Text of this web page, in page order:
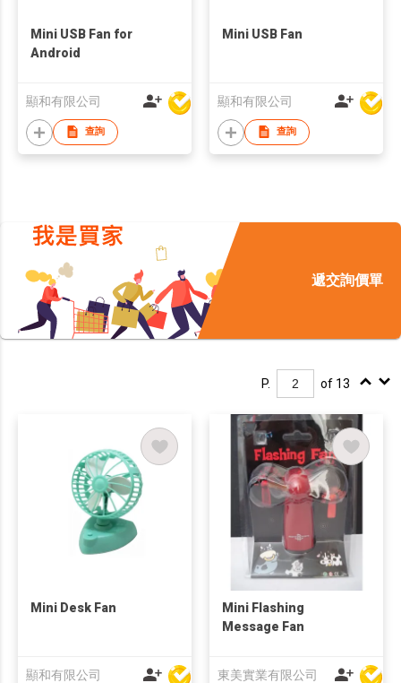
Mini USB Fan for
Android
顯和有限公司
查詢
Mini USB Fan
顯和有限公司
查詢
遞交詢價單
P. of 13
Mini Desk Fan
顯和有限公司
Mini Flashing
Message Fan
東美實業有限公司